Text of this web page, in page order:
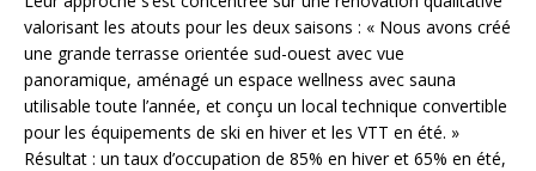
valorisant les atouts pour les deux saisons : « Nous avons créé
une grande terrasse orientée sud-ouest avec vue
panoramique, aménagé un espace wellness avec sauna
utilisable toute l’année, et conçu un local technique convertible
pour les équipements de ski en hiver et les VTT en été. »
Résultat : un taux d’occupation de 85% en hiver et 65% en été,